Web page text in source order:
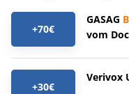
+70€
GASAG
vom
+30€
Verivox